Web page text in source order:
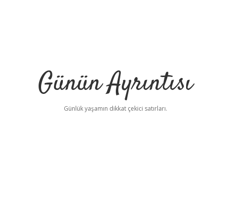
Günün Ayrıntısı
Günlük yaşamın dikkat çekici satırları.